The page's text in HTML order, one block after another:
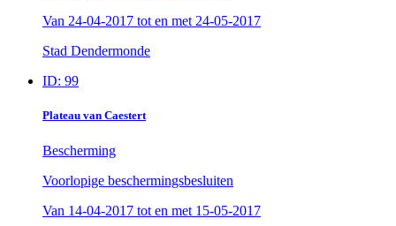
Van 24-04-2017 tot en met 24-05-2017
Stad Dendermonde
ID: 99
Plateau van Caestert
Bescherming
Voorlopige beschermingsbesluiten
Van 14-04-2017 tot en met 15-05-2017